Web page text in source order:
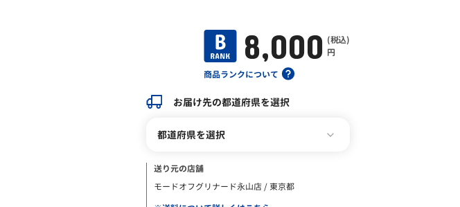
商品ランクについて
8,000 (税込)
円
お届け先の都道府県を選択
都道府県を選択
送り元の店舗
モードオフグリナード永山店 / 東京都